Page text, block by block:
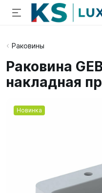
Раковины
Раковина
накладная
Новинка